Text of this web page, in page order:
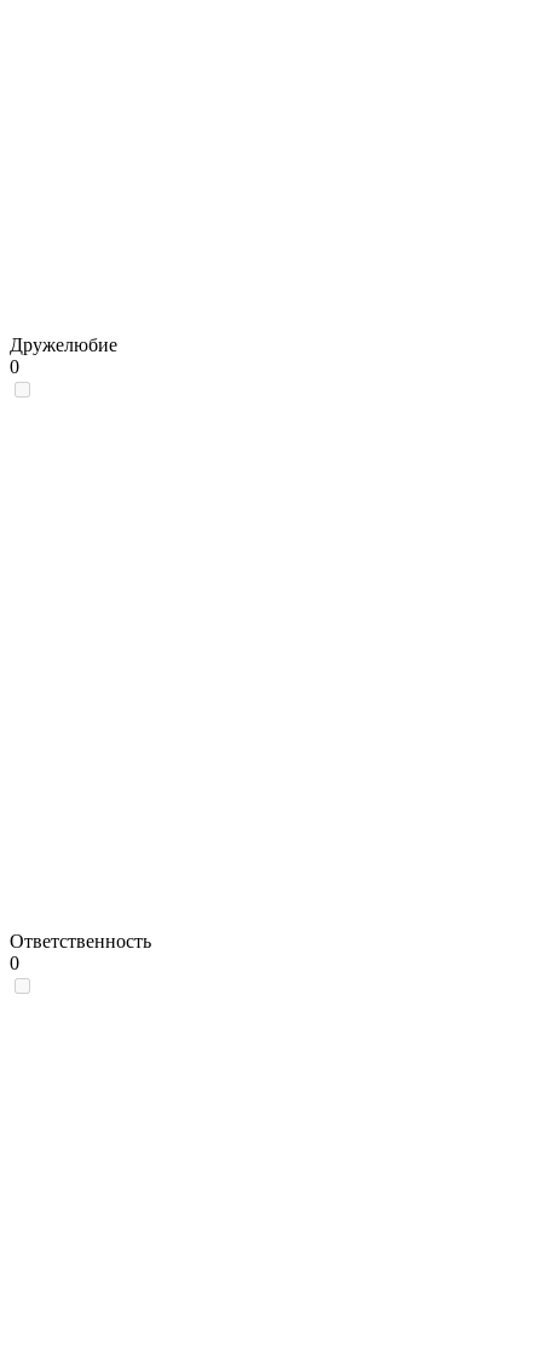
Дружелюбие
0
Ответственность
0